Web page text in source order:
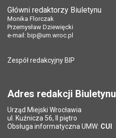
Główni redaktorzy Biuletynu
Monika Florczak
Przemysław Dziewięcki
e-mail: bip@um.wroc.pl
Zespół redakcyjny BIP
Adres redakcji Biuletynu
Urząd Miejski Wrocławia
ul. Kuźnicza 56, II piętro
Obsługa informatyczna UMW: CUI